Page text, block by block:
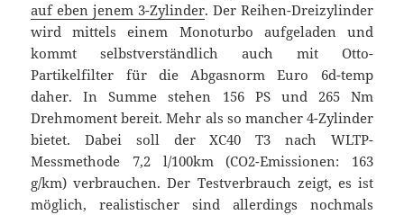
auf eben jenem 3-Zylinder. Der Reihen-Dreizylinder
wird mittels einem Monoturbo aufgeladen und
kommt selbstverständlich auch mit Otto-
Partikelfilter für die Abgasnorm Euro 6d-temp
daher. In Summe stehen 156 PS und 265 Nm
Drehmoment bereit. Mehr als so mancher 4-Zylinder
bietet. Dabei soll der XC40 T3 nach WLTP-
Messmethode 7,2 l/100km (CO2-Emissionen: 163
g/km) verbrauchen. Der Testverbrauch zeigt, es ist
möglich, realistischer sind allerdings nochmals